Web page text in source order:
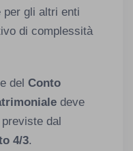
per gli altri enti
di complessità
del Conto
deve
dal
4/3.